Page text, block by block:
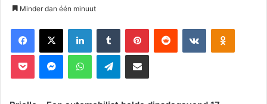
Minder dan één minuut
Facebook
X LinkedInTumblr PinterestReddit VKontakteOdnoklassniki
Pocket MessengerWhatsAppTelegramDeel via E-mail